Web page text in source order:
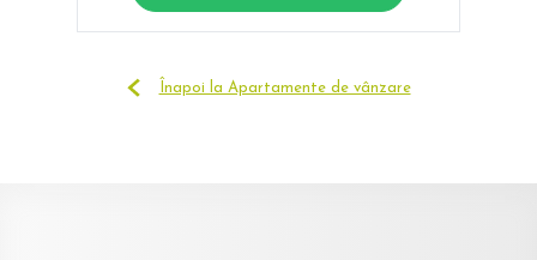
Înapoi la Apartamente de vânzare